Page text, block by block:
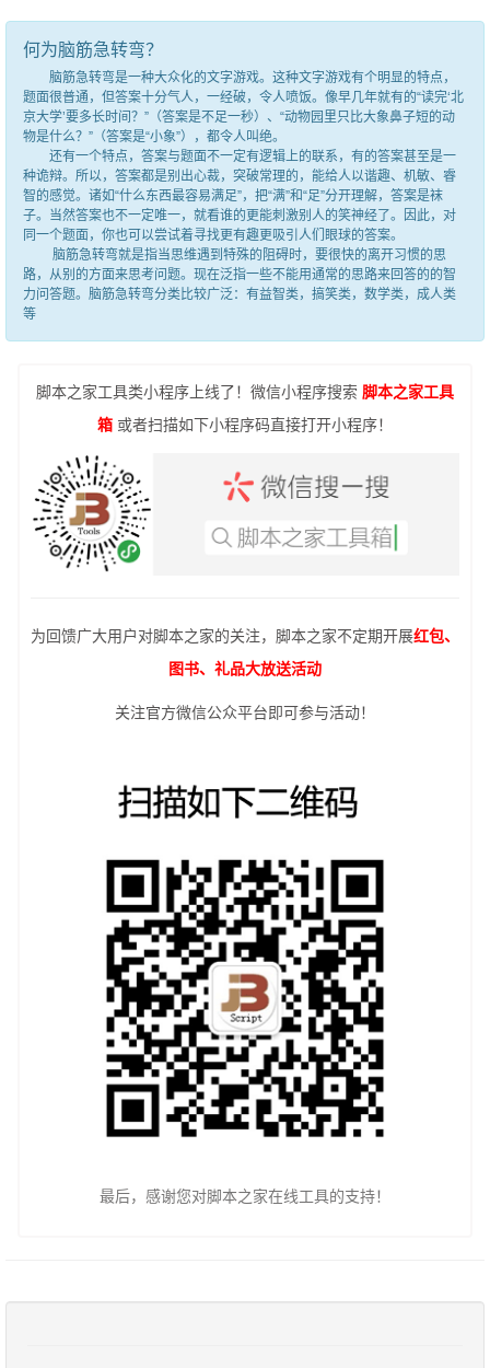
何为脑筋急转弯？
脑筋急转弯是一种大众化的文字游戏。这种文字游戏有个明显的特点，
题面很普通，但答案十分气人，一经破，令人喷饭。像早几年就有的“读完‘北
京大学’要多长时间？”（答案是不足一秒）、“动物园里只比大象鼻子短的动
物是什么？”（答案是“小象”），都令人叫绝。
还有一个特点，答案与题面不一定有逻辑上的联系，有的答案甚至是一
种诡辩。所以，答案都是别出心裁，突破常理的，能给人以谐趣、机敏、睿
智的感觉。诸如“什么东西最容易满足”，把“满”和“足”分开理解，答案是袜
子。当然答案也不一定唯一，就看谁的更能刺激别人的笑神经了。因此，对
同一个题面，你也可以尝试着寻找更有趣更吸引人们眼球的答案。
脑筋急转弯就是指当思维遇到特殊的阻碍时，要很快的离开习惯的思
路，从别的方面来思考问题。现在泛指一些不能用通常的思路来回答的的智
力问答题。脑筋急转弯分类比较广泛：有益智类，搞笑类，数学类，成人类
等
脚本之家工具类小程序上线了！微信小程序搜索 脚本之家工具
箱 或者扫描如下小程序码直接打开小程序！
为回馈广大用户对脚本之家的关注，脚本之家不定期开展红包、
图书、礼品大放送活动
关注官方微信公众平台即可参与活动！
最后，感谢您对脚本之家在线工具的支持！